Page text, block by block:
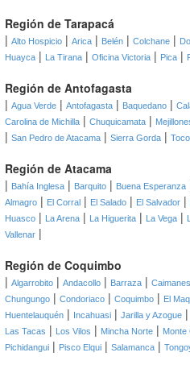
Región de Tarapacá
| Alto Hospicio | Arica | Belén | Colchane |
Huayca | La Tirana | Oficina Victoria | Pica |
Región de Antofagasta
| Agua Verde | Antofagasta | Baquedano |
Carolina de Michilla | Chuquicamata |
| San Pedro de Atacama | Sierra Gorda |
Región de Atacama
| Bahía Inglesa | Barquito | Buena Esperanza
Almagro | El Corral | El Salado | El Salvador |
Huasco | La Arena | La Higuerita | La Vega |
Vallenar |
Región de Coquimbo
| Algarrobito | Andacollo | Barraza | Caimanes
Chungungo | Condoriaco | Coquimbo | El
Huentelauquén | Incahuasi | Jarilla y Azogue |
Las Tacas | Los Vilos | Mincha Norte | Monte
Pichidangui | Pisco Elqui | Salamanca |